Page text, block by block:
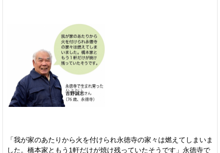
「我が家のあたりから火を付けられ永徳寺の家々は燃えてしまいま
した。橋本家ともう1軒だけが焼け残っていたそうです」永徳寺で